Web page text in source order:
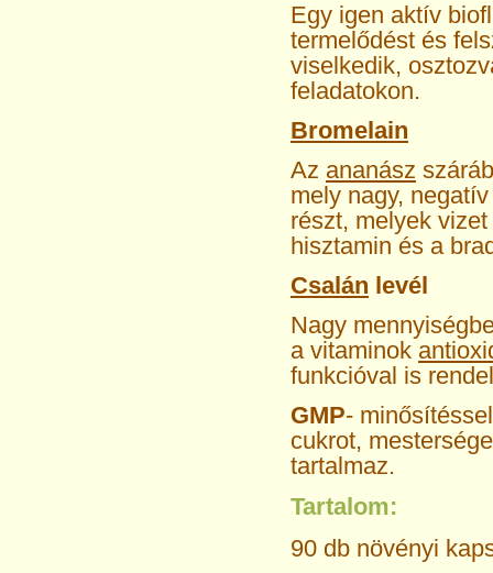
Egy igen aktív
termelődést és
viselkedik,
feladatokon.
Bromelain
Az ananász
mely nagy,
részt, melyek
hisztamin és a
Csalán levél
Nagy
a vitaminok
funkcióval is
GMP-
cukrot,
tartalmaz.
Tartalom:
90 db növényi